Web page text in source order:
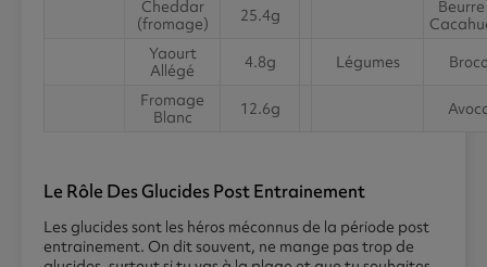
Cheddar
(fromage)
25.4g
Yaourt
Allégé
4.8g Légumes
Fromage
Blanc
12.6g
Le Rôle Des Glucides Post Entrainement
Les glucides sont les héros méconnus de la période post
entrainement. On dit souvent, ne mange pas trop de